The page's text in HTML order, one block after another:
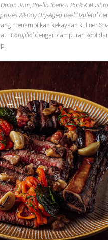
Jam,Paella Iberico Pork &
28-Day Dry-Aged Beef ‘Txuleta’
menampilkan kekayaan kuliner
‘Carajillo’dengan campuran kopi